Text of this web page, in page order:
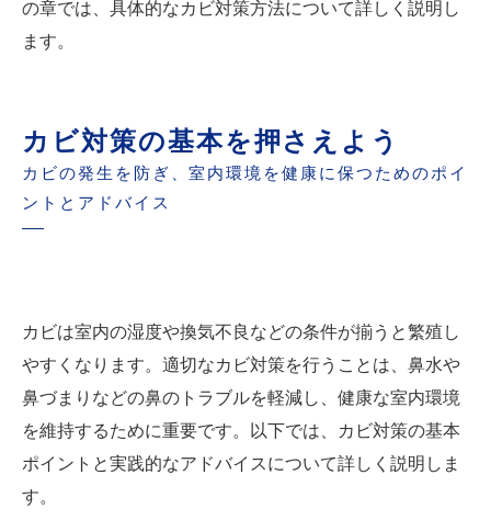
の章では、具体的なカビ対策方法について詳しく説明し
ます。
カビ対策の基本を押さえよう
カビの発生を防ぎ、室内環境を健康に保つためのポイ
ントとアドバイス
カビは室内の湿度や換気不良などの条件が揃うと繁殖し
やすくなります。適切なカビ対策を行うことは、鼻水や
鼻づまりなどの鼻のトラブルを軽減し、健康な室内環境
を維持するために重要です。以下では、カビ対策の基本
ポイントと実践的なアドバイスについて詳しく説明しま
す。